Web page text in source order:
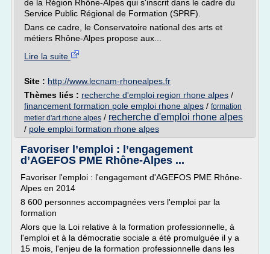
de la Région Rhône-Alpes qui s'inscrit dans le cadre du
Service Public Régional de Formation (SPRF).
Dans ce cadre, le Conservatoire national des arts et
métiers Rhône-Alpes propose aux...
Lire la suite
Site : http://www.lecnam-rhonealpes.fr
Thèmes liés : recherche d'emploi region rhone alpes /
financement formation pole emploi rhone alpes / formation
metier d'art rhone alpes / recherche d'emploi rhone alpes
/ pole emploi formation rhone alpes
Favoriser l’emploi : l’engagement
d’AGEFOS PME Rhône-Alpes ...
Favoriser l'emploi : l'engagement d'AGEFOS PME Rhône-
Alpes en 2014
8 600 personnes accompagnées vers l'emploi par la
formation
Alors que la Loi relative à la formation professionnelle, à
l'emploi et à la démocratie sociale a été promulguée il y a
15 mois, l'enjeu de la formation professionnelle dans les